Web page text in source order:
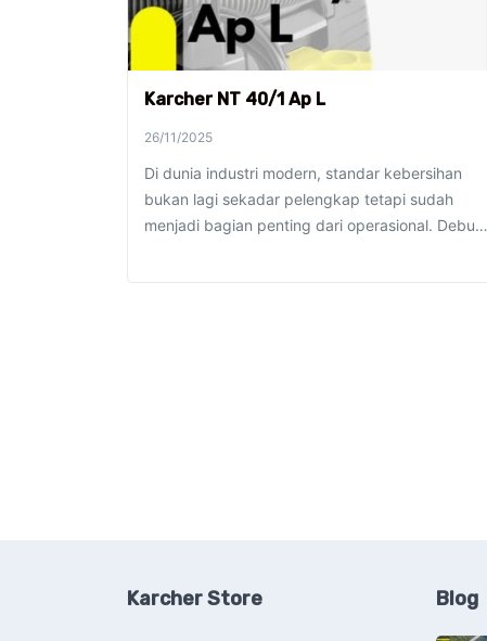
Karcher NT 40/1 Ap L
26/11/2025
Di dunia industri modern, standar kebersihan
bukan lagi sekadar pelengkap tetapi sudah
menjadi bagian penting dari operasional. Debu…
Karcher Store Blog